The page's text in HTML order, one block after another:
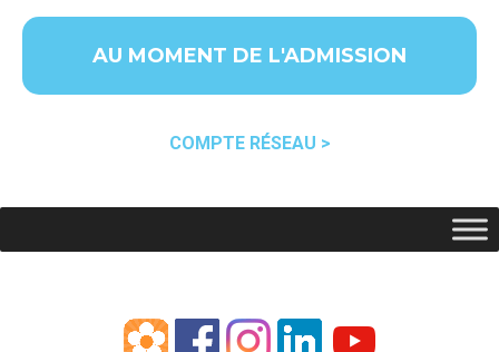
AU MOMENT DE L'ADMISSION
COMPTE RÉSEAU >